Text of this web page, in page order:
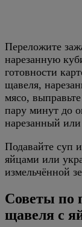
Переложите
нарезанную
готовности
щавеля,
мясо,
пару минут до
нарезанный
Подавайте суп
яйцами или
измельчённой
Советы по
щавеля с